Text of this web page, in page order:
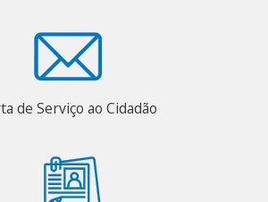
de Serviço ao Cidadão